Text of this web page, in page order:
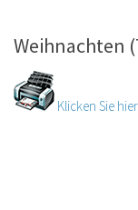
Weihnachten
Klicken Sie